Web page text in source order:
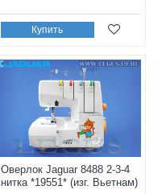
Купить
Оверлок Jaguar 8488 2-3-4
нитка *19551* (изг. Вьетнам)